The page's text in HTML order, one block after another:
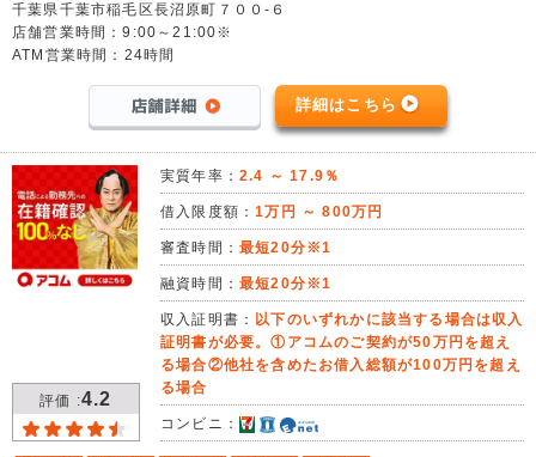
千葉県千葉市稲毛区長沼原町７００-６
店舗営業時間：9:00～21:00※
ATM営業時間：24時間
詳細はこちら
評価 :4.2
実質年率： 2.4 ～ 17.9％
借入限度額：1万円 ～ 800万円
審査時間： 最短20分※1
融資時間： 最短20分※1
収入証明書： 以下のいずれかに該当する場合は収入
証明書が必要。①アコムのご契約が50万円を超え
る場合②他社を含めたお借入総額が100万円を超え
る場合
コンビニ：